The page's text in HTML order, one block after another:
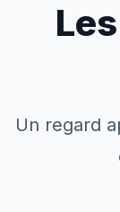
Un regard